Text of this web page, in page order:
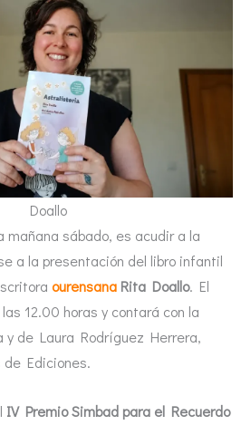
Doallo
mañana sábado, es acudir a la
a la presentación del libro infantil
ourensana Rita Doallo. El
12.00 horas y contará con la
y de Laura Rodríguez Herrera,
Ediciones.
IV Premio Simbad para el Recuerdo